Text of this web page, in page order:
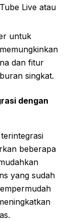
Live atau
untuk
dan fitur
singkat.
dengan
beberapa
yang sudah